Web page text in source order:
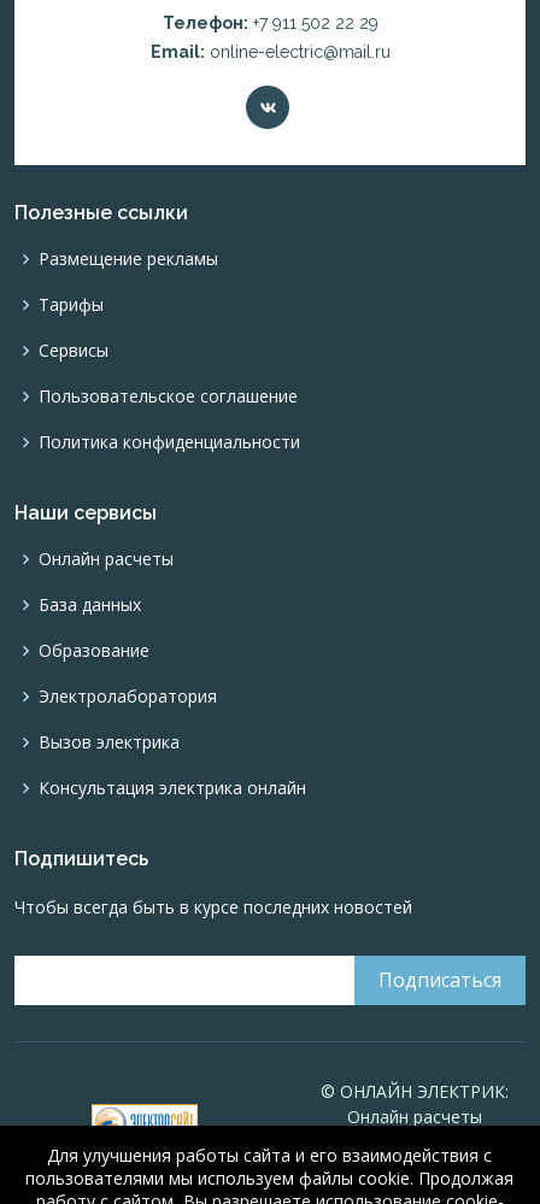
Телефон: +7 911 502 22 29
Email: online-electric@mail.ru
Полезные ссылки
Размещение рекламы
Тарифы
Сервисы
Пользовательское соглашение
Политика конфиденциальности
Наши сервисы
Онлайн расчеты
База данных
Образование
Электролаборатория
Вызов электрика
Консультация электрика онлайн
Подпишитесь
Чтобы всегда быть в курсе последних новостей
© ОНЛАЙН ЭЛЕКТРИК:
Онлайн расчеты
Online-electric.ru, 2008-
2026
Для улучшения работы сайта и его взаимодействия с
пользователями мы используем файлы cookie. Продолжая